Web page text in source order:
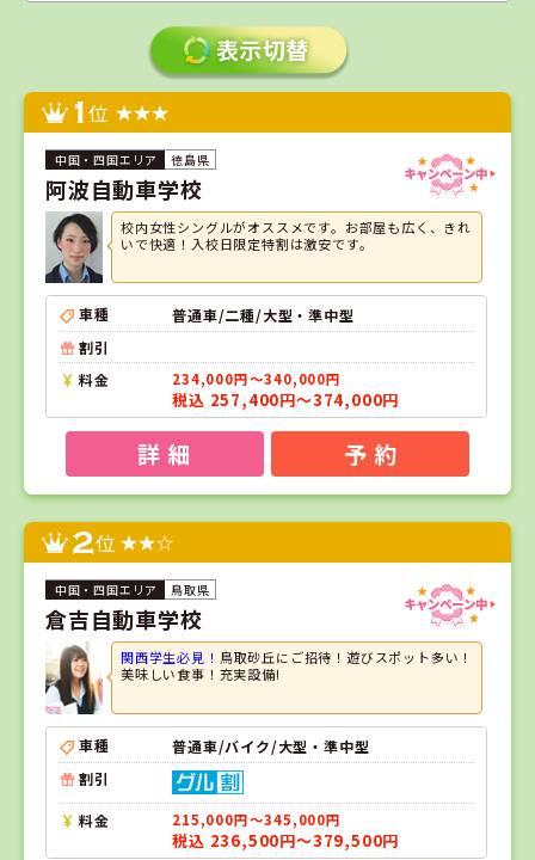
1位
徳島県
阿波自動車学校
校内女性シングルがオススメです。お部屋も広く、きれ
いで快適！入校日限定特割は激安です。
車種
普通車/二種/大型・準中型
割引
料金
234,000円～340,000円
税込 257,400円～374,000円
詳 細 予 約
2位
鳥取県
倉吉自動車学校
関西学生必見！ 鳥取砂丘にご招待！遊びスポット多い！
美味しい食事！充実設備!
車種
普通車/バイク/大型・準中型
割引
料金 215,000円～345,000円
税込 236,500円～379,500円